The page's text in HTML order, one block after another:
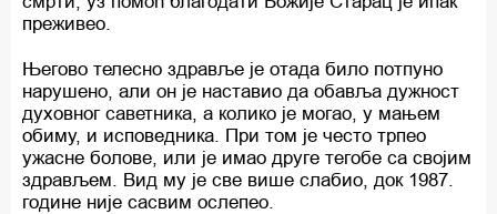
преживео.
Његово телесно здравље је отада било потпуно
нарушено, али он је наставио да обавља дужност
духовног саветника, а колико је могао, у мањем
обиму, и исповедника. При том је често трпео
ужасне болове, или је имао друге тегобе са својим
здрављем. Вид му је све више слабио, док 1987.
године није сасвим ослепео.